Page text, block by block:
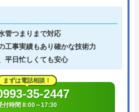
管つまりまで対応
工事実績もあり確かな技術力
平日忙しくても安心
まずは電話相談！
35-2447
付時間 8:00～17:30